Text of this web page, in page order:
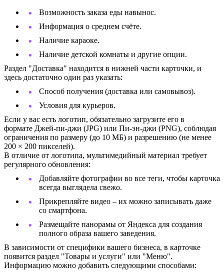
Возможность заказа еды навынос.
Информация о среднем счёте.
Наличие караоке.
Наличие детской комнаты и другие опции.
Раздел "Доставка" находится в нижней части карточки, и
здесь достаточно один раз указать:
Способ получения (доставка или самовывоз).
Условия для курьеров.
Если у вас есть логотип, обязательно загрузите его в
формате Джей‑пи‑джи (JPG) или Пи-эн-джи (PNG), соблюдая
ограничения по размеру (до 10 МБ) и разрешению (не менее
200 × 200 пикселей).
В отличие от логотипа, мультимедийный материал требует
регулярного обновления:
Добавляйте фотографии во все теги, чтобы карточка
всегда выглядела свежо.
Прикрепляйте видео – их можно записывать даже
со смартфона.
Размещайте панорамы от Яндекса для создания
полного образа вашего заведения.
В зависимости от специфики вашего бизнеса, в карточке
появится раздел "Товары и услуги" или "Меню".
Информацию можно добавить следующими способами: